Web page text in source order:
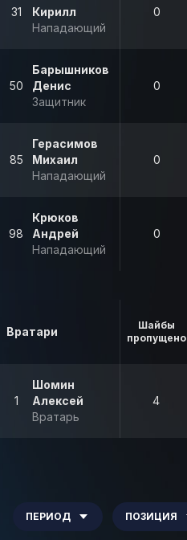
31
Кирилл
Нападающий
0
50
Барышников
Денис
Защитник
0
85
Герасимов
Михаил
Нападающий
0
98
Крюков
Андрей
Нападающий
0
Вратари
Шайбы
пропущено
1
Шомин
Алексей
Вратарь
4
ПЕРИОД ПОЗИЦИЯ